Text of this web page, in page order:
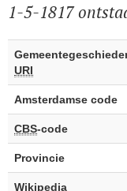
1-5-1817
URI
Amsterdamse code
CBS-code
Provincie
Wikipedia